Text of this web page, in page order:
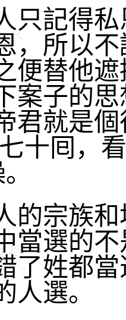
記得私
，所以
便替他
案子的
君就是
十囘，
宗族和
當選的
了姓都
人選。